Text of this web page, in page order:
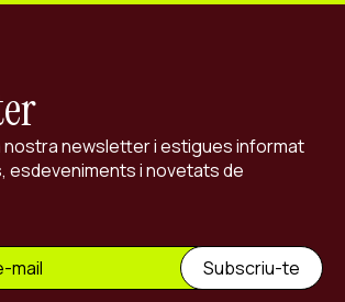
nostra newsletter i estigues informat
esdeveniments i novetats de